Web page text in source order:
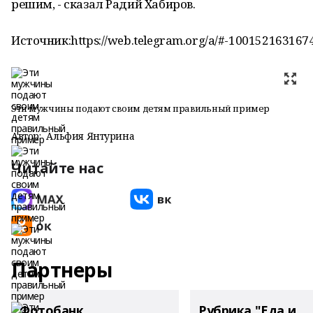
решим, - сказал Радий Хабиров.
Источник:https://web.telegram.org/a/#-
Эти мужчины подают своим детям правильный пример
Автор: Альфия Янтурина
Читайте нас
Партнеры